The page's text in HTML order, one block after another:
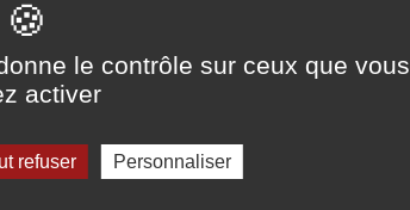
le contrôle sur ceux que vous
activer
refuser Personnaliser